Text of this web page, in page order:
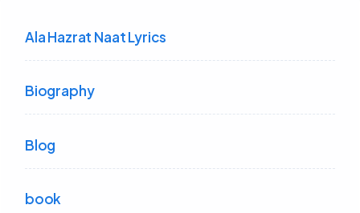
Ala Hazrat Naat Lyrics
Biography
Blog
book